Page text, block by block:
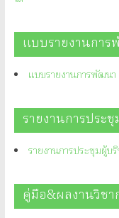
แบบรายงานกา
แบบรายงานการพัฒน
รายงานการประชุ
รายงานการประชุมผู้บ
คู่มือ&ผลงานวิชา